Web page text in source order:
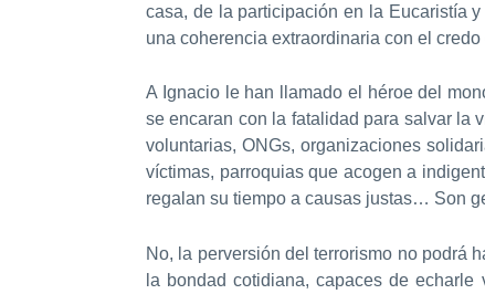
casa, de la participación en la Eucaristía
una coherencia extraordinaria con el credo
A Ignacio le han llamado el héroe del
se encaran con la fatalidad para salvar la
voluntarias, ONGs, organizaciones
víctimas, parroquias que acogen a
regalan su tiempo a causas justas… Son
No, la perversión del terrorismo no podrá
la bondad cotidiana, capaces de